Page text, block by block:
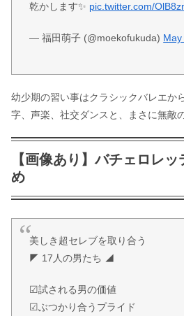
乾かします✨ pic.twitter.com/
— 福田萌子 (@moekofukuda)
幼少期の習い事はクラシックバレエか
字、声楽、社交ダンスと、まさに無敵
【画像あり】バチェロレ
め
美しき超セレブを取り合う
◤ 17人の男たち ◢
☑︎試される男の価値
☑︎ぶつかり合うプライド